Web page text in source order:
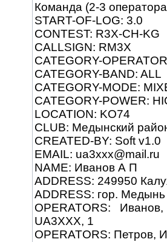
Команда (2-3
START-OF-LOG: 3.0
CONTEST: R3X-CH-KG
CALLSIGN: RM3X
CATEGORY-
CATEGORY-BAND: ALL
CATEGORY-MODE:
CATEGORY-POWER:
LOCATION: KO74
CLUB: Медынский
CREATED-BY: Soft v1.0
EMAIL: ua3xxx@mail.ru
NAME: Иванов А П
ADDRESS: 249950
ADDRESS: гор.
OPERATORS:
UA3XXX, 1
OPERATORS: Петров,